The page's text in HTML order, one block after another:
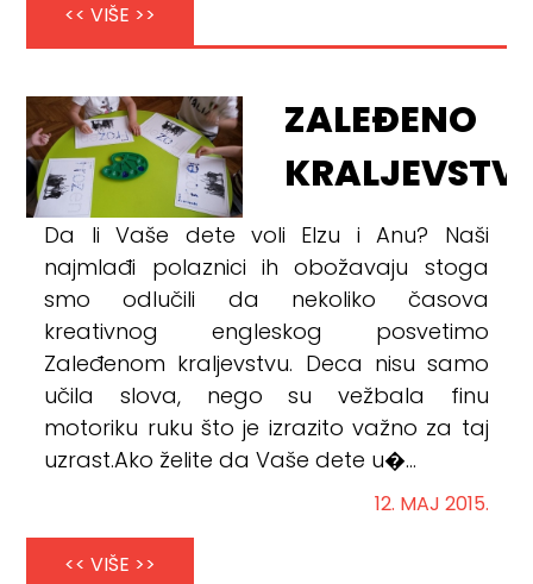
<< VIŠE >>
ZALEĐENO
Da li Vaše dete voli Elzu i Anu? Naši
najmlađi polaznici ih obožavaju stoga
smo odlučili da nekoliko časova
kreativnog engleskog posvetimo
Zaleđenom kraljevstvu. Deca nisu samo
učila slova, nego su vežbala finu
motoriku ruku što je izrazito važno za taj
uzrast.Ako želite da Vaše dete u�...
12. MAJ 2015.
<< VIŠE >>